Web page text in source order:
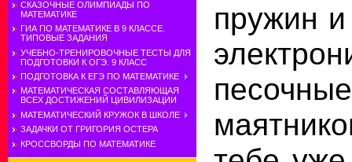
СКАЗОЧНЫЕ ОЛИМПИАДЫ ПО
МАТЕМАТИКЕ
ГИА ПО МАТЕМАТИКЕ В 9 КЛАССЕ.
ТИПОВЫЕ ЗАДАНИЯ
УЧЕБНО-ТРЕНИРОВОЧНЫЕ ТЕСТЫ ДЛЯ
ПОДГОТОВКИ К ОГЭ. 9 КЛАСС
ПОДГОТОВКА К ЕГЭ ПО МАТЕМАТИКЕ
МАТЕМАТИЧЕСКАЯ СОСТАВЛЯЮЩАЯ
ВСЕХ ДОСТИЖЕНИЙ ЦИВИЛИЗАЦИИ
МАТЕМАТИЧЕСКИЙ КРУЖОК В ШКОЛЕ
ЗАДАЧКИ ОТ ГРИГОРИЯ ОСТЕРА
КРОССВОРДЫ ПО МАТЕМАТИКЕ
пружин